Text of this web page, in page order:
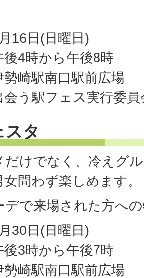
16日(日曜日)
後4時から午後8時
勢崎駅南口駅前広場
会う駅フェス実行委員
スタ
だけでなく、冷えグ
問わず楽しめます。
デで来場された方へ
30日(日曜日)
後3時から午後7時
勢崎駅南口駅前広場